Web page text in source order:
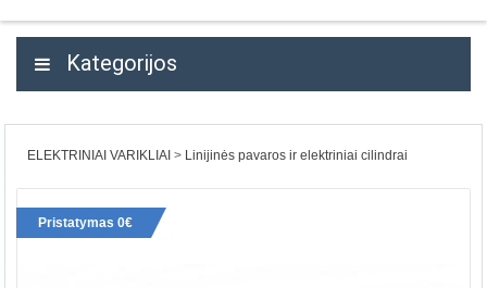
Kategorijos
ELEKTRINIAI VARIKLIAI Linijinės pavaros ir elektriniai cilindrai
Pristatymas 0€